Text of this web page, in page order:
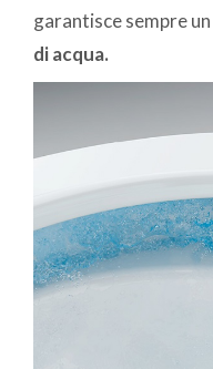
garantisce sempre un
di acqua.